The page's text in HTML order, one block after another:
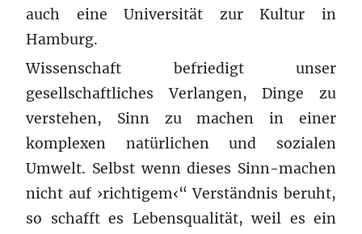
auch eine Universität zur Kultur in
Hamburg.
Wissenschaft befriedigt unser
gesellschaftliches Verlangen, Dinge zu
verstehen, Sinn zu machen in einer
komplexen natürlichen und sozialen
Umwelt. Selbst wenn dieses Sinn-machen
nicht auf ›richtigem‹“ Verständnis beruht,
so schafft es Lebensqualität, weil es ein